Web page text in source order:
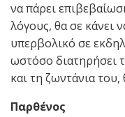
να πάρει
λόγους, θα σε κάνει
υπερβολικό σε
ωστόσο διατηρήσει
και τη ζωντάνια του,
Παρθένος